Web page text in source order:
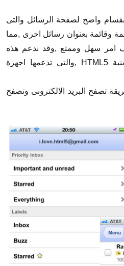
واضح لصفحة الرسائل والتى
وقائمة بعنوان رسائل اخرى ,مما
امر سهل وممتع ,وقد ندعم هذه
الخاصية اى متصفح يدعم تقنية HTML5 ,والتى تدعمها اجهزة
تصفح البريد الالكترونى وتصفح